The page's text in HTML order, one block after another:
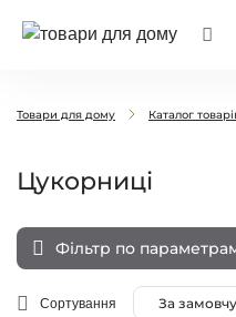
Товари для дому Каталог
Цукорниці
Фільтр по
Сортування За